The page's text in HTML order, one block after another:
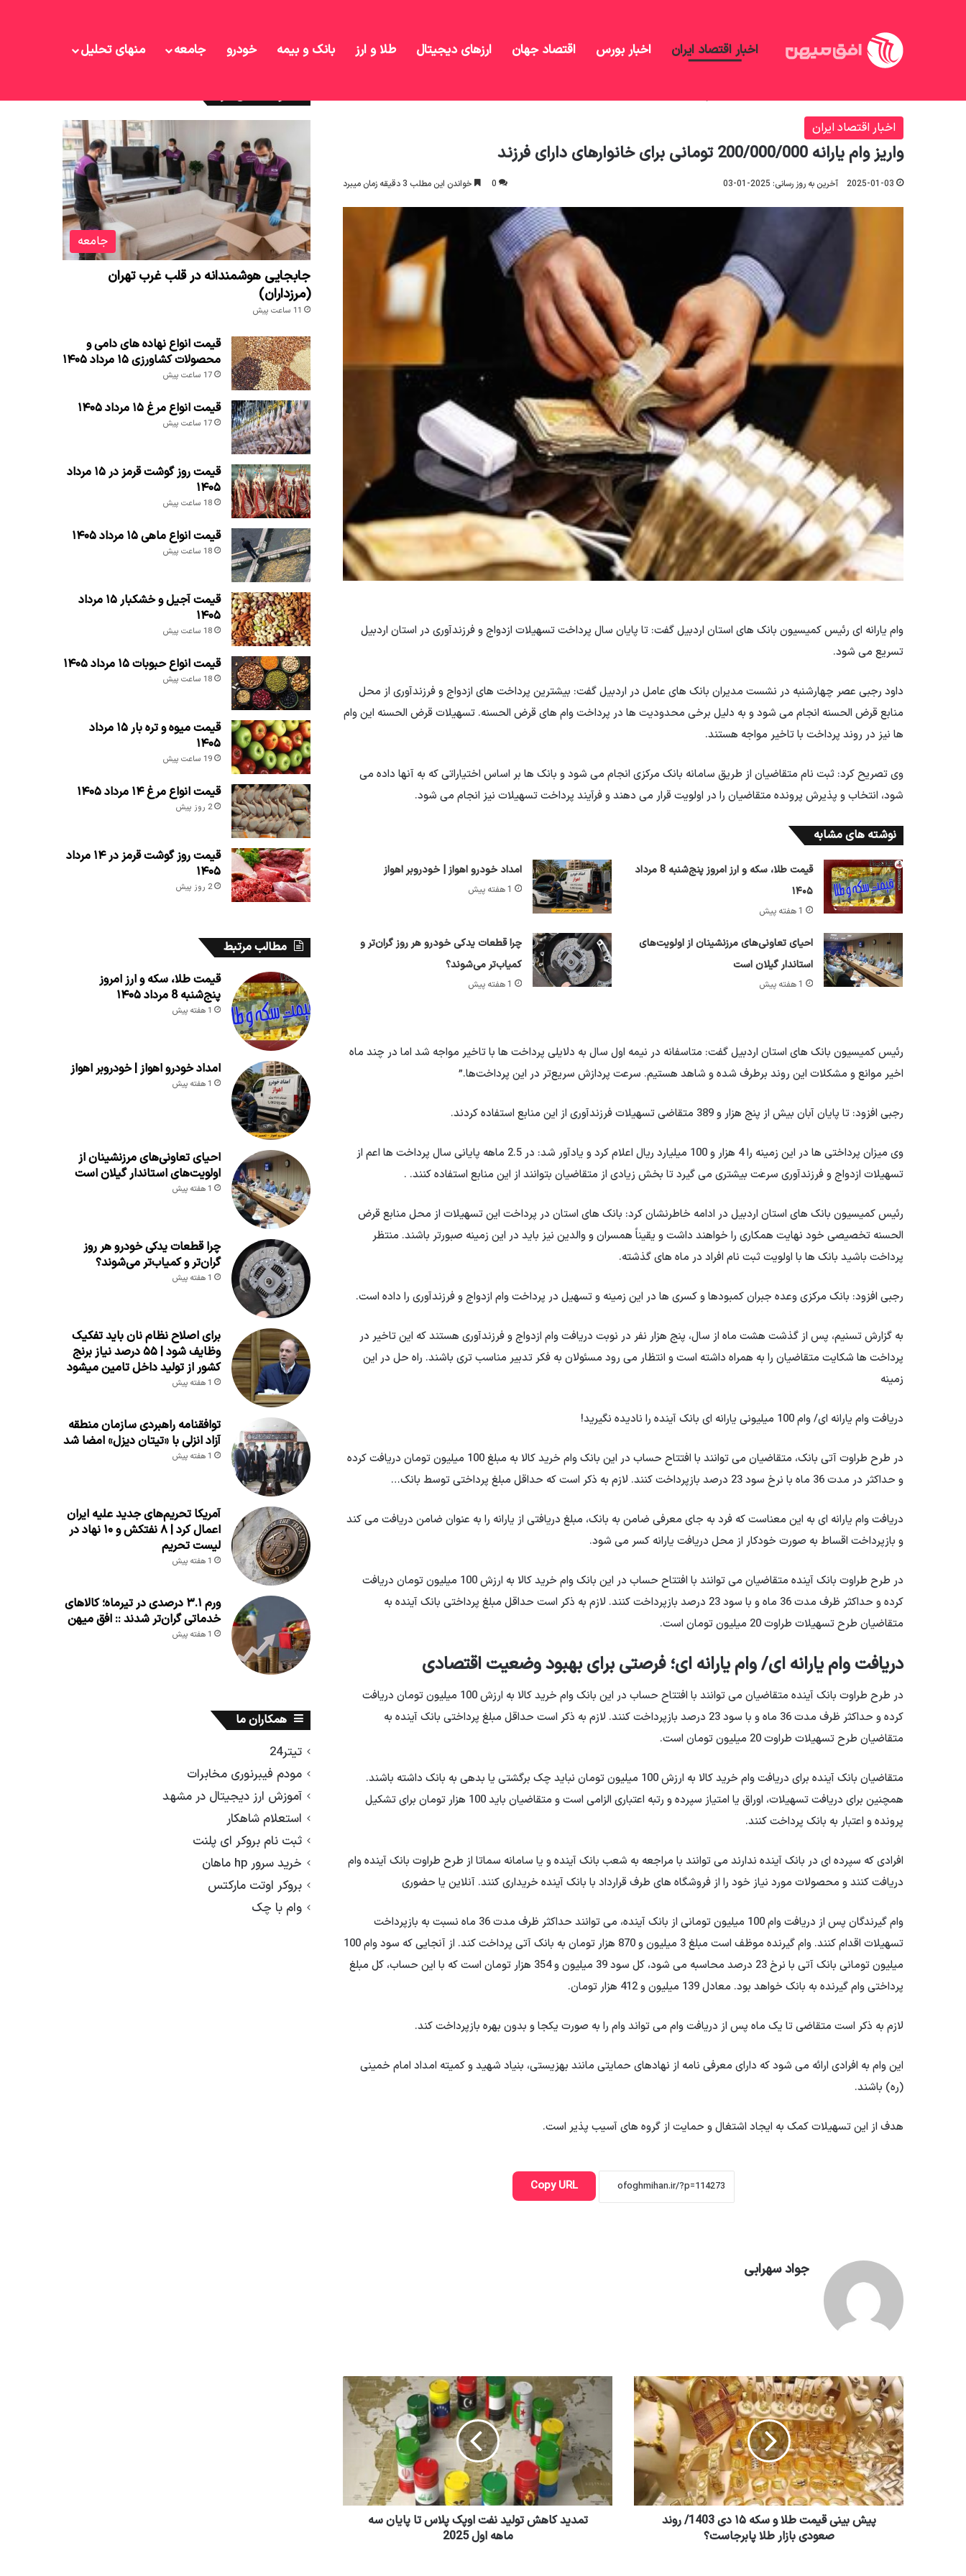
اخبار اقتصاد ایران اخبار بورس اقتصاد جهان ارزهای دیجیتال طلا و ارز بانک و بیمه خودرو جامعه منهای تحلیل
اخبار اقتصاد ایران
واریز وام یارانه 200/000/000 تومانی برای خانوارهای دارای فرزند
2025-01-03 آخرین به روز رسانی: 2025-01-03 0 خواندن این مطلب 3 دقیقه زمان میبرد
وام یارانه ای رئیس کمیسیون بانک های استان اردبیل گفت: تا پایان سال پرداخت تسهیلات ازدواج و فرزندآوری در استان اردبیل
تسریع می شود.
داود رجبی عصر چهارشنبه در نشست مدیران بانک های عامل در اردبیل گفت: بیشترین پرداخت های ازدواج و فرزندآوری از محل
منابع قرض الحسنه انجام می شود و به دلیل برخی محدودیت ها در پرداخت وام های قرض الحسنه. تسهیلات قرض الحسنه این وام
ها نیز در روند پرداخت با تاخیر مواجه هستند.
وی تصریح کرد: ثبت نام متقاضیان از طریق سامانه بانک مرکزی انجام می شود و بانک ها بر اساس اختیاراتی که به آنها داده می
شود، انتخاب و پذیرش پرونده متقاضیان را در اولویت قرار می دهند و فرآیند پرداخت تسهیلات نیز انجام می شود.
نوشته های مشابه
قیمت طلا، سکه و ارز امروز پنج‌شنبه 8 مرداد
۱۴۰۵
1 هفته پیش
امداد خودرو اهواز | خودروبر اهواز
1 هفته پیش
احیای تعاونی‌های مرزنشینان از اولویت‌های
استاندار گیلان است
1 هفته پیش
چرا قطعات یدکی خودرو هر روز گران‌تر و
کمیاب‌تر می‌شوند؟
1 هفته پیش
رئیس کمیسیون بانک های استان اردبیل گفت: متاسفانه در نیمه اول سال به دلایلی پرداخت ها با تاخیر مواجه شد اما در چند ماه
اخیر موانع و مشکلات این روند برطرف شده و شاهد هستیم. سرعت پردازش سریع‌تر در این پرداخت‌ها.”
رجبی افزود: تا پایان آبان بیش از پنج هزار و 389 متقاضی تسهیلات فرزندآوری از این منابع استفاده کردند.
وی میزان پرداختی ها در این زمینه را 4 هزار و 100 میلیارد ریال اعلام کرد و یادآور شد: در 2.5 ماهه پایانی سال پرداخت ها اعم از
تسهیلات ازدواج و فرزندآوری سرعت بیشتری می گیرد تا بخش زیادی از متقاضیان بتوانند از این منابع استفاده کنند. .
رئیس کمیسیون بانک های استان اردبیل در ادامه خاطرنشان کرد: بانک های استان در پرداخت این تسهیلات از محل منابع قرض
الحسنه تخصیصی خود نهایت همکاری را خواهند داشت و یقیناً همسران و والدین نیز باید در این زمینه صبورتر باشند. منتظر
پرداخت باشید بانک ها با اولویت ثبت نام افراد در ماه های گذشته.
رجبی افزود: بانک مرکزی وعده جبران کمبودها و کسری ها در این زمینه و تسهیل در پرداخت وام ازدواج و فرزندآوری را داده است.
به گزارش تسنیم، پس از گذشت هشت ماه از سال، پنج هزار نفر در نوبت دریافت وام ازدواج و فرزندآوری هستند که این تاخیر در
پرداخت ها شکایت متقاضیان را به همراه داشته است و انتظار می رود مسئولان به فکر تدبیر مناسب تری باشند. راه حل در این
زمینه
دریافت وام یارانه ای/ وام 100 میلیونی یارانه ای بانک آینده را نادیده نگیرید!
در طرح طراوت آتی بانک، متقاضیان می توانند با افتتاح حساب در این بانک وام خرید کالا به مبلغ 100 میلیون تومان دریافت کرده
و حداکثر در مدت 36 ماه با نرخ سود 23 درصد بازپرداخت کنند. لازم به ذکر است که حداقل مبلغ پرداختی توسط بانک…
دریافت وام یارانه ای به این معناست که فرد به جای معرفی ضامن به بانک، مبلغ دریافتی از یارانه را به عنوان ضامن دریافت می کند
و بازپرداخت اقساط به صورت خودکار از محل دریافت یارانه کسر می شود.
در طرح طراوت بانک آینده متقاضیان می توانند با افتتاح حساب در این بانک وام خرید کالا به ارزش 100 میلیون تومان دریافت
کرده و حداکثر ظرف مدت 36 ماه و با سود 23 درصد بازپرداخت کنند. لازم به ذکر است حداقل مبلغ پرداختی بانک آینده به
متقاضیان طرح تسهیلات طراوت 20 میلیون تومان است.
دریافت وام یارانه ای/ وام یارانه ای؛ فرصتی برای بهبود وضعیت اقتصادی
در طرح طراوت بانک آینده متقاضیان می توانند با افتتاح حساب در این بانک وام خرید کالا به ارزش 100 میلیون تومان دریافت
کرده و حداکثر ظرف مدت 36 ماه و با سود 23 درصد بازپرداخت کنند. لازم به ذکر است حداقل مبلغ پرداختی بانک آینده به
متقاضیان طرح تسهیلات طراوت 20 میلیون تومان است.
متقاضیان بانک آینده برای دریافت وام خرید کالا به ارزش 100 میلیون تومان نباید چک برگشتی یا بدهی به بانک داشته باشند.
همچنین برای دریافت تسهیلات، اوراق یا امتیاز سپرده و رتبه اعتباری الزامی است و متقاضیان باید 100 هزار تومان برای تشکیل
پرونده و اعتبار به بانک پرداخت کنند.
افرادی که سپرده ای در بانک آینده ندارند می توانند با مراجعه به شعب بانک آینده و یا سامانه سماتا از طرح طراوت بانک آینده وام
دریافت کنند و محصولات مورد نیاز خود را از فروشگاه های طرف قرارداد با بانک آینده خریداری کنند. آنلاین یا حضوری
وام گیرندگان پس از دریافت وام 100 میلیون تومانی از بانک آینده، می توانند حداکثر ظرف مدت 36 ماه نسبت به بازپرداخت
تسهیلات اقدام کنند. وام گیرنده موظف است مبلغ 3 میلیون و 870 هزار تومان به بانک آتی پرداخت کند. از آنجایی که سود وام 100
میلیون تومانی بانک آتی با نرخ 23 درصد محاسبه می شود، کل سود 39 میلیون و 354 هزار تومان است که با این حساب، کل مبلغ
پرداختی وام گیرنده به بانک خواهد بود. معادل 139 میلیون و 412 هزار تومان.
لازم به ذکر است متقاضی تا یک ماه پس از دریافت وام می تواند وام را به صورت یکجا و بدون بهره بازپرداخت کند.
این وام به افرادی ارائه می شود که دارای معرفی نامه از نهادهای حمایتی مانند بهزیستی، بنیاد شهید و کمیته امداد امام خمینی
(ره) باشند.
هدف از این تسهیلات کمک به ایجاد اشتغال و حمایت از گروه های آسیب پذیر است.
Copy URL
جواد سهرابی
پیش بینی قیمت طلا و سکه ۱۵ دی 1403/ روند
صعودی بازار طلا پابرجاست؟
تمدید کاهش تولید نفت اوپک پلاس تا پایان سه
ماهه اول 2025
جامعه
جابجایی هوشمندانه در قلب غرب تهران
(مرزداران)
11 ساعت پیش
قیمت انواع نهاده های دامی و
محصولات کشاورزی ۱۵ مرداد ۱۴۰۵
17 ساعت پیش
قیمت انواع مرغ ۱۵ مرداد ۱۴۰۵
17 ساعت پیش
قیمت روز گوشت قرمز در ۱۵ مرداد
۱۴۰۵
18 ساعت پیش
قیمت انواع ماهی ۱۵ مرداد ۱۴۰۵
18 ساعت پیش
قیمت آجیل و خشکبار ۱۵ مرداد
۱۴۰۵
18 ساعت پیش
قیمت انواع حبوبات ۱۵ مرداد ۱۴۰۵
18 ساعت پیش
قیمت میوه و تره بار ۱۵ مرداد
۱۴۰۵
19 ساعت پیش
قیمت انواع مرغ ۱۴ مرداد ۱۴۰۵
2 روز پیش
قیمت روز گوشت قرمز در ۱۴ مرداد
۱۴۰۵
2 روز پیش
مطالب مرتبط
قیمت طلا، سکه و ارز امروز
پنج‌شنبه 8 مرداد ۱۴۰۵
1 هفته پیش
امداد خودرو اهواز | خودروبر اهواز
1 هفته پیش
احیای تعاونی‌های مرزنشینان از
اولویت‌های استاندار گیلان است
1 هفته پیش
چرا قطعات یدکی خودرو هر روز
گران‌تر و کمیاب‌تر می‌شوند؟
1 هفته پیش
برای اصلاح نظام نان باید تفکیک
وظایف شود | ۵۵ درصد نیاز برنج
کشور از تولید داخل تامین میشود
1 هفته پیش
توافقنامه راهبردی سازمان منطقه
آزاد انزلی با «تیتان دیزل» امضا شد
1 هفته پیش
آمریکا تحریم‌های جدید علیه ایران
اعمال کرد | ۸ نفتکش و ۱۰ نهاد در
لیست تحریم
1 هفته پیش
ورم ۳.۱ درصدی در تیرماه؛ کالاهای
خدماتی گران‌تر شدند :: افق میهن
1 هفته پیش
همکاران ما
تیتر24
مودم فیبرنوری مخابرات
آموزش ارز دیجیتال در مشهد
استعلام شاهکار
ثبت نام بروکر ای پلنت
خرید سرور hp ماهان
بروکر اوتت مارکتس
وام با چک